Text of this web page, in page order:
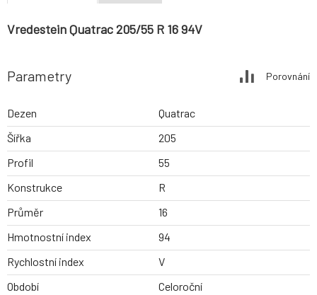
Vredestein Quatrac 205/55 R 16 94V
Parametry Porovnání
Dezen
Quatrac
Šířka
205
Profil
55
Konstrukce
R
Průměr
16
Hmotnostní index
94
Rychlostní index
V
Období
Celoroční